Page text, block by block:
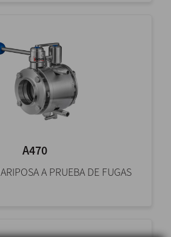
A470
A PRUEBA DE FUGAS